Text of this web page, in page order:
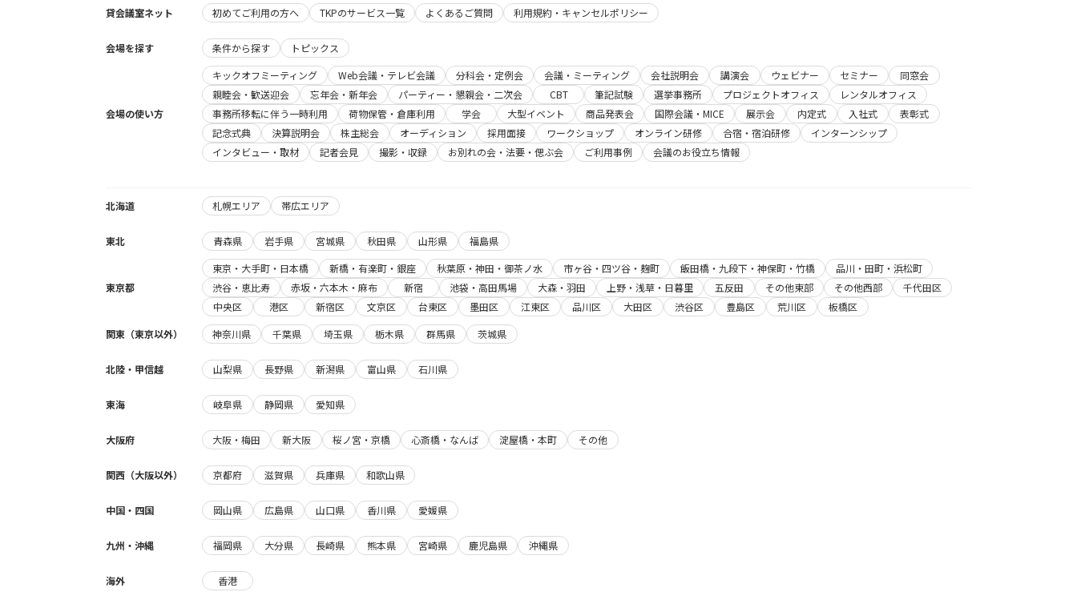
貸会議室ネット 初めてご利用の方へ TKPのサービス一覧 よくあるご質問 利用規約・キャンセルポリシー
会場を探す 条件から探す トピックス
会場の使い方
キックオフミーティング Web会議・テレビ会議 分科会・定例会 会議・ミーティング 会社説明会 講演会 ウェビナー セミナー
同窓会
親睦会・歓送迎会
忘年会・新年会 パーティー・懇親会・二次会 CBT 筆記試験 選挙事務所 プロジェクトオフィス
レンタルオフィス
事務所移転に伴う一時利用
荷物保管・倉庫利用 学会 大型イベント 商品発表会 国際会議・MICE 展示会 内定式 入社式
表彰式
記念式典
決算説明会 株主総会 オーディション 採用面接 ワークショップ オンライン研修 合宿・宿泊研修
インターンシップ
インタビュー・取材
記者会見 撮影・収録 お別れの会・法要・偲ぶ会 ご利用事例 会議のお役立ち情報
北海道 札幌エリア 帯広エリア
東北 青森県 岩手県 宮城県 秋田県 山形県 福島県
東京都
東京・大手町・日本橋 新橋・有楽町・銀座 秋葉原・神田・御茶ノ水 市ヶ谷・四ツ谷・麹町 飯田橋・九段下・神保町・竹橋
品川・田町・浜松町
渋谷・恵比寿
赤坂・六本木・麻布 新宿 池袋・高田馬場 大森・羽田 上野・浅草・日暮里 五反田 その他東部 その他西部
千代田区
中央区
港区 新宿区 文京区 台東区 墨田区 江東区 品川区 大田区 渋谷区 豊島区 荒川区
板橋区
関東（東京以外）
神奈川県 千葉県 埼玉県 栃木県 群馬県 茨城県
北陸・甲信越 山梨県 長野県 新潟県 富山県 石川県
東海 岐阜県 静岡県 愛知県
大阪府 大阪・梅田 新大阪 桜ノ宮・京橋 心斎橋・なんば 淀屋橋・本町 その他
関西（大阪以外） 京都府 滋賀県 兵庫県 和歌山県
中国・四国 岡山県 広島県 山口県 香川県 愛媛県
九州・沖縄 福岡県 大分県 長崎県 熊本県 宮崎県 鹿児島県 沖縄県
海外 香港